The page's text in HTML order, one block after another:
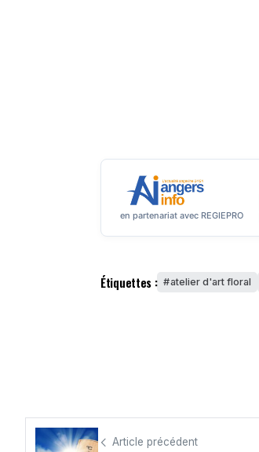
en partenariat avec REGIEPRO
Étiquettes : atelier d'art floral
Article précédent